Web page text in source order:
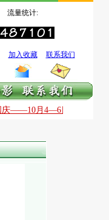
流量统计:
加入收藏 联系我们
庆——10月4—6日全国银质针